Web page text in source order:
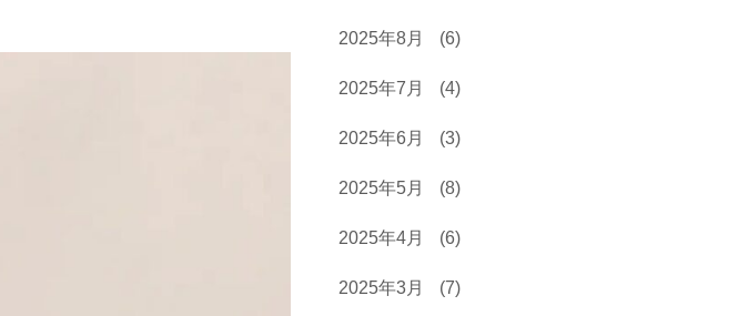
2025年8月 (6)
2025年7月 (4)
2025年6月 (3)
2025年5月 (8)
2025年4月 (6)
2025年3月 (7)